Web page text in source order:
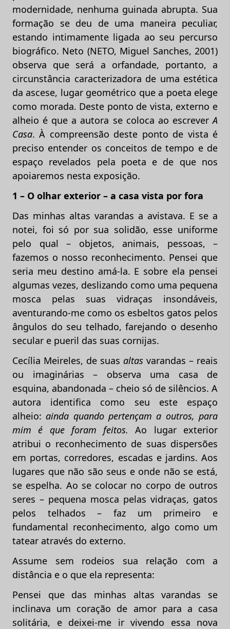
modernidade, nenhuma guinada abrupta. Sua
formação se deu de uma maneira peculiar,
estando intimamente ligada ao seu percurso
biográfico. Neto (NETO, Miguel Sanches, 2001)
observa que será a orfandade, portanto, a
circunstância caracterizadora de uma estética
da ascese, lugar geométrico que a poeta elege
como morada. Deste ponto de vista, externo e
alheio é que a autora se coloca ao escreverA
Casa. À compreensão deste ponto de vista é
preciso entender os conceitos de tempo e de
espaço revelados pela poeta e de que nos
apoiaremos nesta exposição.
1 – O olhar exterior – a casa vista por fora
Das minhas altas varandas a avistava. E se a
notei, foi só por sua solidão, esse uniforme
pelo qual – objetos, animais, pessoas, –
fazemos o nosso reconhecimento. Pensei que
seria meu destino amá-la. E sobre ela pensei
algumas vezes, deslizando como uma pequena
mosca pelas suas vidraças insondáveis,
aventurando-me como os esbeltos gatos pelos
ângulos do seu telhado, farejando o desenho
secular e pueril das suas cornijas.
Cecília Meireles, de suas altas varandas – reais
ou imaginárias – observa uma casa de
esquina, abandonada – cheio só de silêncios. A
autora identifica como seu este espaço
alheio:ainda quando pertençam a outros, para
mim é que foram feitos. Ao lugar exterior
atribui o reconhecimento de suas dispersões
em portas, corredores, escadas e jardins. Aos
lugares que não são seus e onde não se está,
se espelha. Ao se colocar no corpo de outros
seres – pequena mosca pelas vidraças, gatos
pelos telhados – faz um primeiro e
fundamental reconhecimento, algo como um
tatear através do externo.
Assume sem rodeios sua relação com a
distância e o que ela representa:
Pensei que das minhas altas varandas se
inclinava um coração de amor para a casa
solitária, e deixei-me ir vivendo essa nova